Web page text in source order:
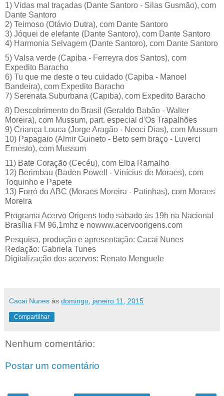
1) Vidas mal traçadas (Dante Santoro - Silas Gusmão), com
Dante Santoro
2) Teimoso (Otávio Dutra), com Dante Santoro
3) Jóquei de elefante (Dante Santoro), com Dante Santoro
4) Harmonia Selvagem (Dante Santoro), com Dante Santoro
5) Valsa verde (Capiba - Ferreyra dos Santos), com
Expedito Baracho
6) Tu que me deste o teu cuidado (Capiba - Manoel
Bandeira), com Expedito Baracho
7) Serenata Suburbana (Capiba), com Expedito Baracho
8) Descobrimento do Brasil (Geraldo Babão - Walter
Moreira), com Mussum, part. especial d'Os Trapalhões
9) Criança Louca (Jorge Aragão - Neoci Dias), com Mussum
10) Papagaio (Almir Guineto - Beto sem braço - Luverci
Ernesto), com Mussum
11) Bate Coração (Cecéu), com Elba Ramalho
12) Berimbau (Baden Powell - Vinícius de Moraes), com
Toquinho e Papete
13) Forró do ABC (Moraes Moreira - Patinhas), com Moraes
Moreira
Programa Acervo Origens todo sábado às 19h na Nacional
Brasília FM 96,1mhz e nowww.acervoorigens.com
Pesquisa, produção e apresentação: Cacai Nunes
Redação: Gabriela Tunes
Digitalização dos acervos: Renato Menguele
Cacai Nunes às domingo, janeiro 11, 2015
Compartilhar
Nenhum comentário:
Postar um comentário